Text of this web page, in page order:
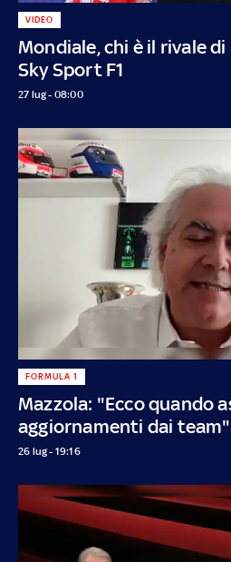
Mondiale, chi è il rivale
Sky Sport F1
VIDEO
27 lug - 08:00
Mazzola: "Ecco quando
aggiornamenti dai team"
FORMULA 1
26 lug - 19:16